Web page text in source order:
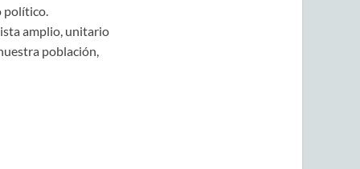
político.
amplio, unitario
población,